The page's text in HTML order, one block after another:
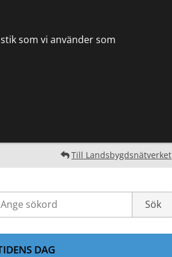
som vi använder som
Till Landsbygdsnätverket
DAG